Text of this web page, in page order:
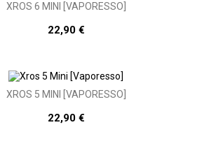
XROS 6 MINI [VAPORESSO]
22,90 €
XROS 5 MINI [VAPORESSO]
22,90 €